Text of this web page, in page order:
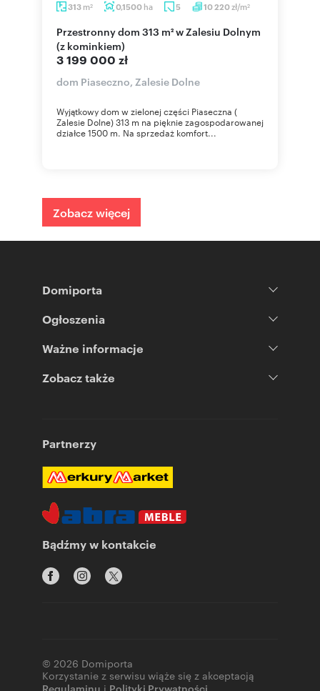
313 m2 0,1500 ha 5 10 220zł/m2
Przestronny dom 313 m² w Zalesiu Dolnym
(z kominkiem)
3 199 000 zł
dom Piaseczno, Zalesie Dolne
Wyjątkowy dom w zielonej części Piaseczna (
Zalesie Dolne) 313 m na pięknie zagospodarowanej
działce 1500 m. Na sprzedaż komfort...
Zobacz więcej
Domiporta
Ogłoszenia
Ważne informacje
Zobacz także
Partnerzy
Bądźmy w kontakcie
© 2026 Domiporta
Korzystanie z serwisu wiąże się z akceptacją
Regulaminu i Polityki Prywatności